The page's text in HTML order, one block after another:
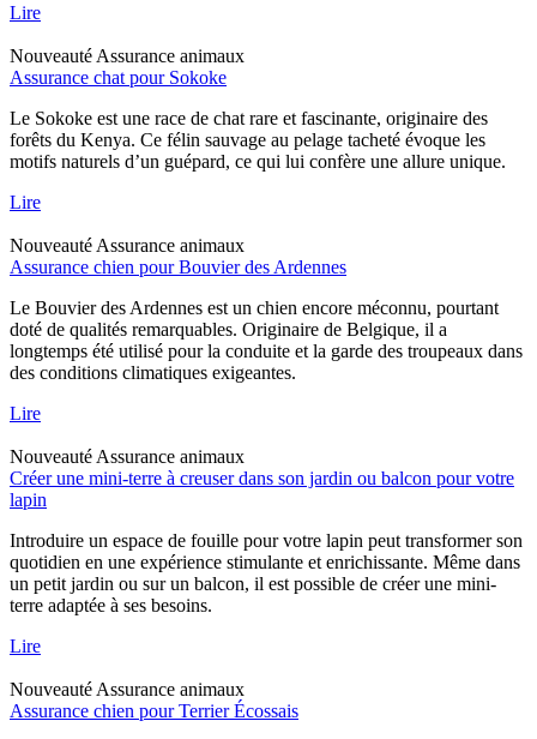
Lire
Nouveauté Assurance animaux
Assurance chat pour Sokoke
Le Sokoke est une race de chat rare et fascinante, originaire des
forêts du Kenya. Ce félin sauvage au pelage tacheté évoque les
motifs naturels d’un guépard, ce qui lui confère une allure unique.
Lire
Nouveauté Assurance animaux
Assurance chien pour Bouvier des Ardennes
Le Bouvier des Ardennes est un chien encore méconnu, pourtant
doté de qualités remarquables. Originaire de Belgique, il a
longtemps été utilisé pour la conduite et la garde des troupeaux dans
des conditions climatiques exigeantes.
Lire
Nouveauté Assurance animaux
Créer une mini-terre à creuser dans son jardin ou balcon pour votre
lapin
Introduire un espace de fouille pour votre lapin peut transformer son
quotidien en une expérience stimulante et enrichissante. Même dans
un petit jardin ou sur un balcon, il est possible de créer une mini-
terre adaptée à ses besoins.
Lire
Nouveauté Assurance animaux
Assurance chien pour Terrier Écossais